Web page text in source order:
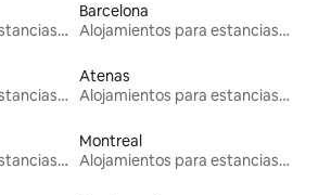
Alojamientos para estancias largas
Barcelona
Alojamientos para estancias largas
Alojamientos para estancias largas
Atenas
Alojamientos para estancias largas
Alojamientos para estancias largas
Montreal
Alojamientos para estancias largas